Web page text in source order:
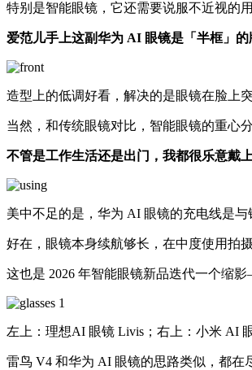
特别是智能眼镜，它还需要说服不近视的
爱范儿手上这副华为 AI 眼镜是「半框」
造型上的低调好看，解决的是眼镜在脸上
当然，和传统眼镜对比，智能眼镜的重心
不管是工作生活还是出门，我都很乐意戴
美中不足的是，华为 AI 眼镜的充电线是
好在，眼镜本身续航够长，在中度使用拍
这也是 2026 年智能眼镜新品迭代一个缩
左上：理想AI 眼镜 Livis；右上：小米 AI
雷鸟 V4 和华为 AI 眼镜的思路类似，都在